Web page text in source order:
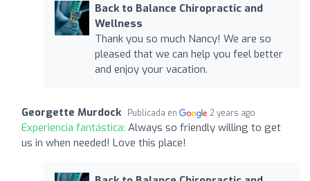
Back to Balance Chiropractic and
Wellness
Thank you so much Nancy! We are so
pleased that we can help you feel better
and enjoy your vacation.
Georgette Murdock Publicada en 2 years ago
Experiencia fantástica: Always so friendly willing to get
us in when needed! Love this place!